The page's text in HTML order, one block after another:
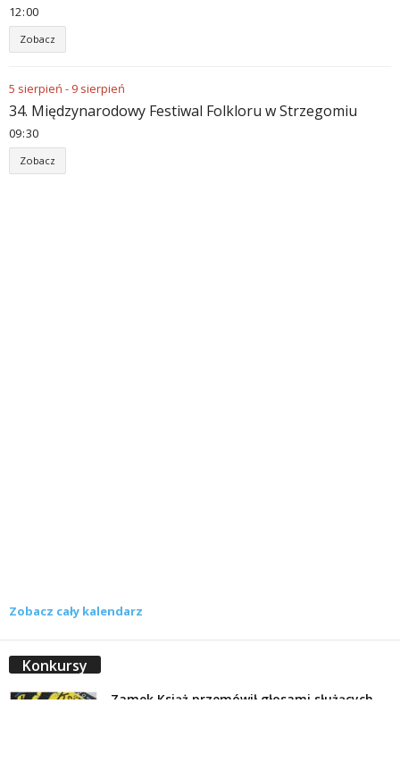
12:00
Zobacz
5 sierpień - 9 sierpień
34. Międzynarodowy Festiwal Folkloru w Strzegomiu
09:30
Zobacz
Zobacz cały kalendarz
Konkursy
Zamek Książ przemówił głosami służących.